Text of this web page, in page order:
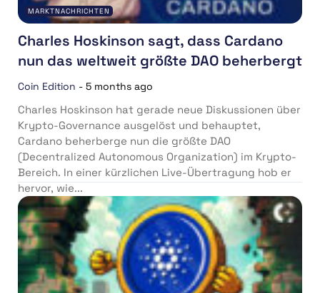
MARKTNACHRICHTEN
Charles Hoskinson sagt, dass Cardano
nun das weltweit größte DAO beherbergt
Coin Edition - 5 months ago
Charles Hoskinson hat gerade neue Diskussionen über
Krypto-Governance ausgelöst und behauptet,
Cardano beherberge nun die größte DAO
(Decentralized Autonomous Organization) im Krypto-
Bereich. In einer kürzlichen Live-Übertragung hob er
hervor, wie...